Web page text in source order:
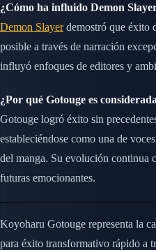
¿Cómo ha influido Demon
Demon Slayerdemostró que éxito
posible a través de narración
influyó enfoques de editores y
¿Por qué Gotouge es
Gotouge logró éxito sin
estableciéndose como una de
del manga. Su evolución continua
futuras emocionantes.
Koyoharu Gotouge representa la
para éxito transformativo rápido a